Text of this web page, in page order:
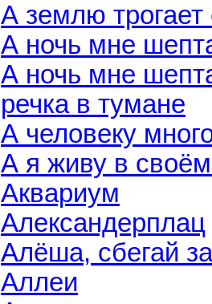
А землю трогает
А ночь мне
А ночь мне
речка в тумане
А человеку
А я живу в своём
Аквариум
Александерплац
Алёша, сбегай
Аллеи